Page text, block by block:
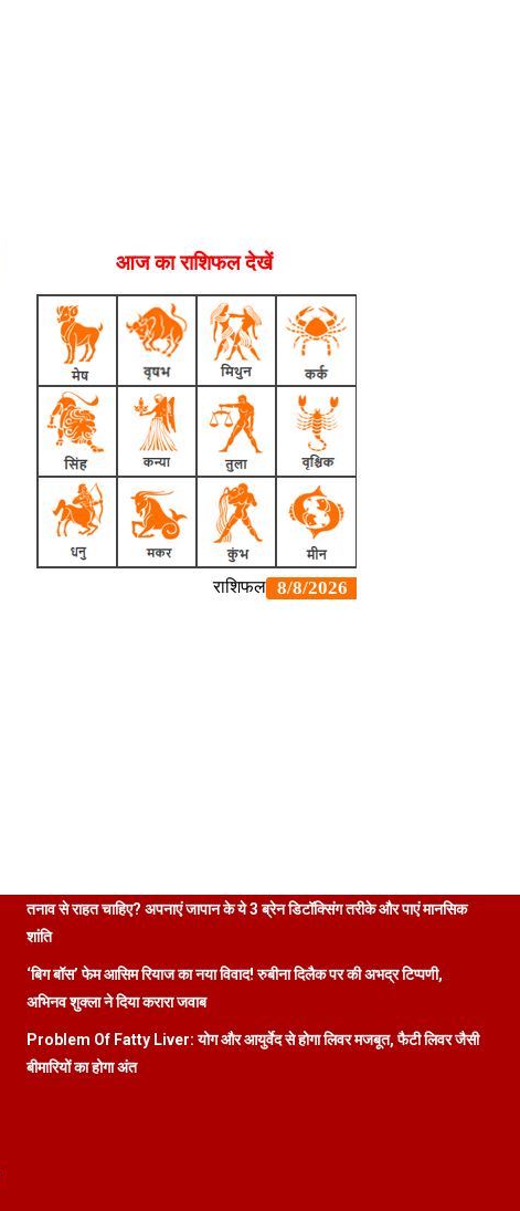
आज का राशिफल देखें
तनाव से राहत चाहिए? अपनाएं जापान के ये 3 ब्रेन डिटॉक्सिंग तरीके और पाएं मानसिक
शांति
‘बिग बॉस’ फेम आसिम रियाज का नया विवाद! रुबीना दिलैक पर की अभद्र टिप्पणी,
अभिनव शुक्ला ने दिया करारा जवाब
Problem Of Fatty Liver: योग और आयुर्वेद से होगा लिवर मजबूत, फैटी लिवर जैसी
बीमारियों का होगा अंत